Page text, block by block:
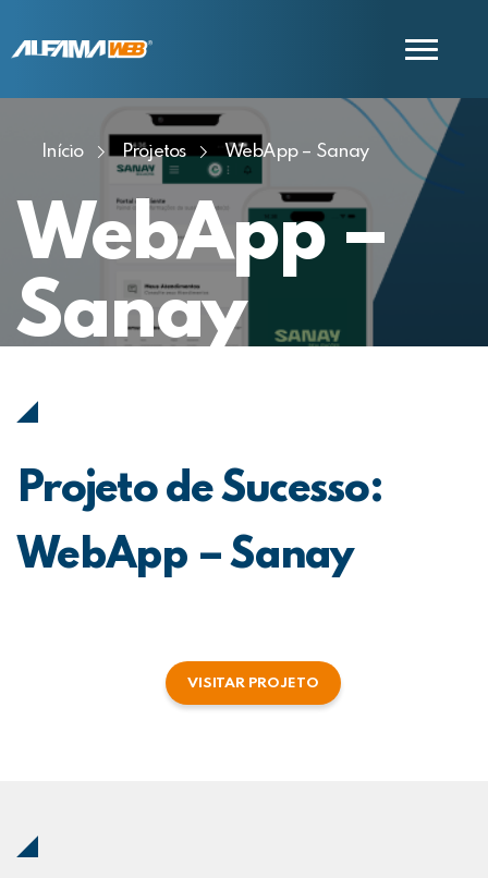
COMERCIAL
SUPORTE
Início Projetos WebApp – Sanay
WebApp –
Sanay
Projeto de Sucesso:
WebApp – Sanay
VISITAR PROJETO